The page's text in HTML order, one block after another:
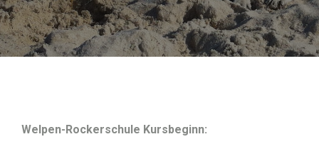
Welpen-Rockerschule Kursbeginn: